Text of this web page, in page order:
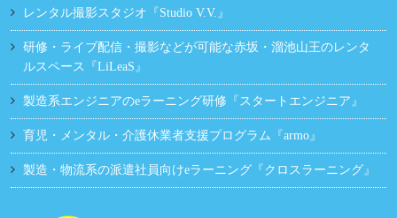
レンタル撮影スタジオ『Studio V.V.』
研修・ライブ配信・撮影などが可能な赤坂・溜池山王のレンタ
ルスペース『LiLeaS』
製造系エンジニアのeラーニング研修『スタートエンジニア』
育児・メンタル・介護休業者支援プログラム『armo』
製造・物流系の派遣社員向けeラーニング『クロスラーニング』